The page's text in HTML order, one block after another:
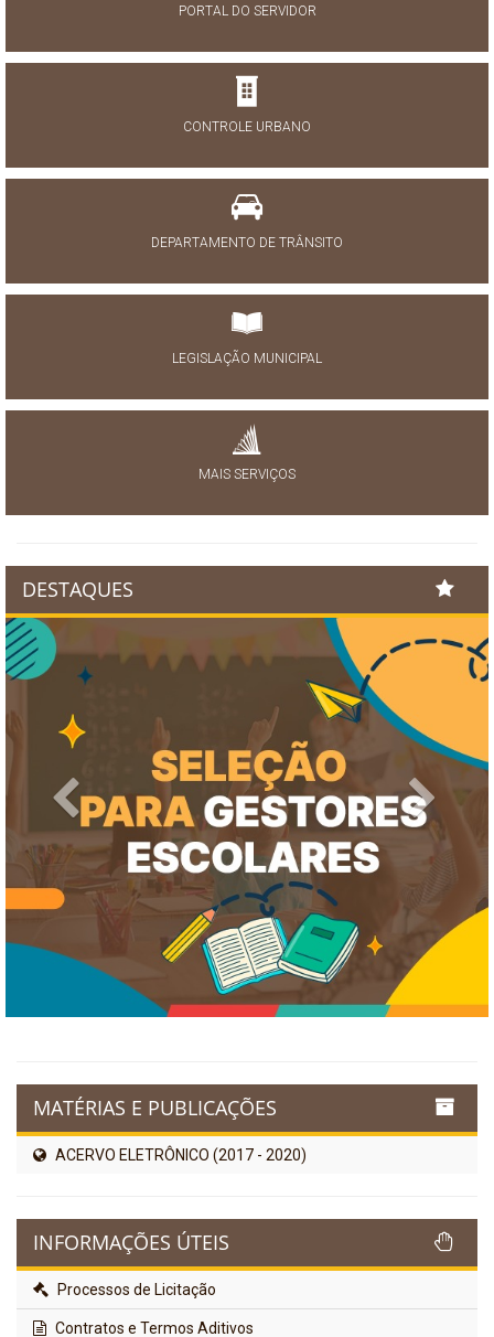
PORTAL DO SERVIDOR
CONTROLE URBANO
DEPARTAMENTO DE TRÂNSITO
LEGISLAÇÃO MUNICIPAL
MAIS SERVIÇOS
DESTAQUES
Previous Next
MATÉRIAS E PUBLICAÇÕES
ACERVO ELETRÔNICO (2017 - 2020)
INFORMAÇÕES ÚTEIS
Processos de Licitação
Contratos e Termos Aditivos